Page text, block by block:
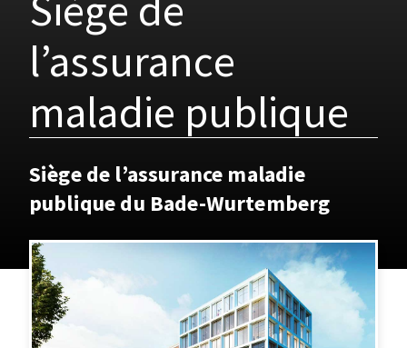
l’assurance
maladie publique
Siège de l’assurance maladie
publique du Bade-Wurtemberg